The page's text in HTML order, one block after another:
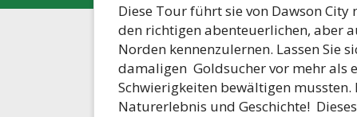
Diese Tour führt sie von Dawson
den richtigen abenteuerlichen, aber
Norden kennenzulernen. Lassen Sie
damaligen Goldsucher vor mehr als
Schwierigkeiten bewältigen
Naturerlebnis und Geschichte!